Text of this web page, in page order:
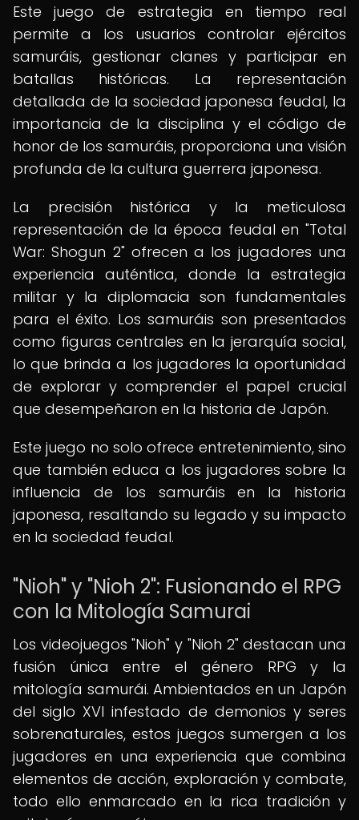
Este juego de estrategia en tiempo real
permite a los usuarios controlar ejércitos
samuráis, gestionar clanes y participar en
batallas históricas. La representación
detallada de la sociedad japonesa feudal, la
importancia de la disciplina y el código de
honor de los samuráis, proporciona una visión
profunda de la cultura guerrera japonesa.
La precisión histórica y la meticulosa
representación de la época feudal en "Total
War: Shogun 2" ofrecen a los jugadores una
experiencia auténtica, donde la estrategia
militar y la diplomacia son fundamentales
para el éxito. Los samuráis son presentados
como figuras centrales en la jerarquía social,
lo que brinda a los jugadores la oportunidad
de explorar y comprender el papel crucial
que desempeñaron en la historia de Japón.
Este juego no solo ofrece entretenimiento, sino
que también educa a los jugadores sobre la
influencia de los samuráis en la historia
japonesa, resaltando su legado y su impacto
en la sociedad feudal.
"Nioh" y "Nioh 2": Fusionando el RPG
con la Mitología Samurai
Los videojuegos "Nioh" y "Nioh 2" destacan una
fusión única entre el género RPG y la
mitología samurái. Ambientados en un Japón
del siglo XVI infestado de demonios y seres
sobrenaturales, estos juegos sumergen a los
jugadores en una experiencia que combina
elementos de acción, exploración y combate,
todo ello enmarcado en la rica tradición y